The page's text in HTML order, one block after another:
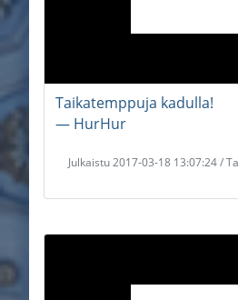
Taikatemppuja kadulla!
― HurHur
Julkaistu 2017-03-18 13:07:24 /